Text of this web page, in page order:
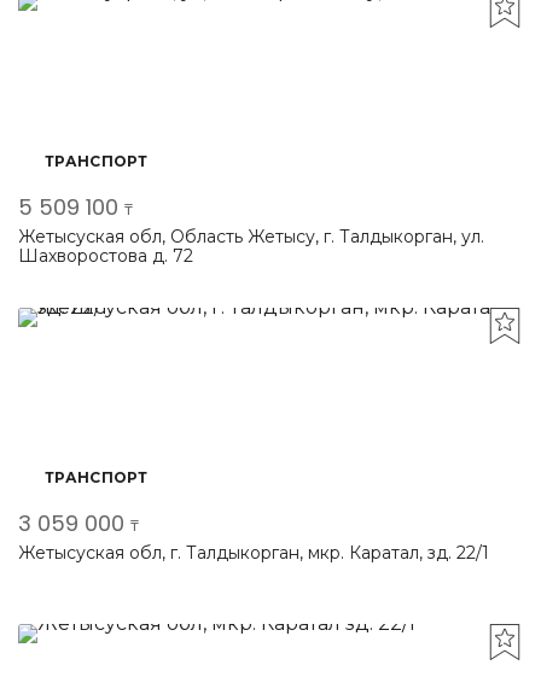
ТРАНСПОРТ
5 509 100 ₸
Жетысуская обл, Область Жетысу, г. Талдыкорган, ул.
Шахворостова д. 72
ТРАНСПОРТ
3 059 000 ₸
Жетысуская обл, г. Талдыкорган, мкр. Каратал, зд. 22/1